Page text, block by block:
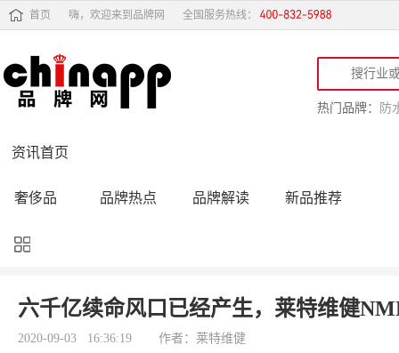
首页 嗨，欢迎来到品牌网 全国服务热线：
热门品牌： 防
资讯首页
奢侈品 品牌热点 品牌解读 新品推荐
品牌黑榜
品牌导购 专家点评 精彩点评
六千亿续命风口已经产生，莱特维健
2020-09-03 16:36:19 作者：莱特维健